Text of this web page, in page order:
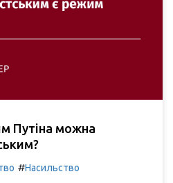
Путіна можна
#Насильство